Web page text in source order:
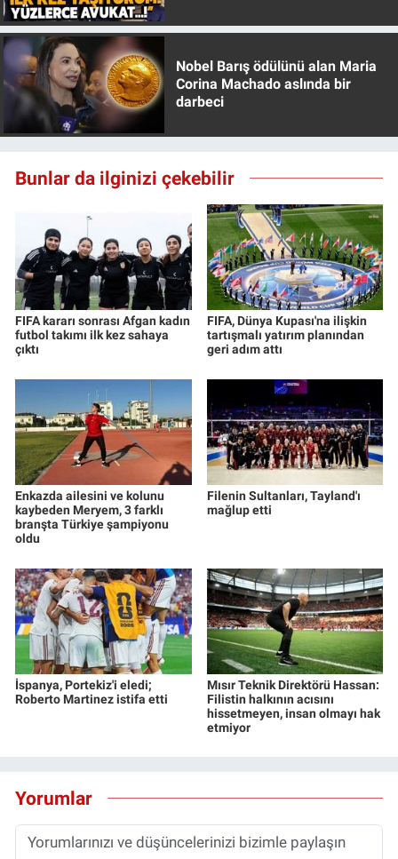
Nobel Barış ödülünü alan Maria
Corina Machado aslında bir
darbeci
Bunlar da ilginizi çekebilir
FIFA kararı sonrası Afgan kadın
futbol takımı ilk kez sahaya
çıktı
FIFA, Dünya Kupası'na ilişkin
tartışmalı yatırım planından
geri adım attı
Enkazda ailesini ve kolunu
kaybeden Meryem, 3 farklı
branşta Türkiye şampiyonu
oldu
Filenin Sultanları, Tayland'ı
mağlup etti
İspanya, Portekiz'i eledi;
Roberto Martinez istifa etti
Mısır Teknik Direktörü Hassan:
Filistin halkının acısını
hissetmeyen, insan olmayı hak
etmiyor
Yorumlar